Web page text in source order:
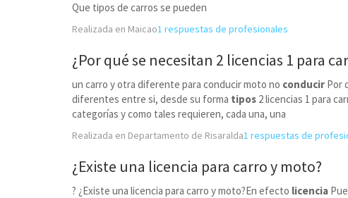
Que tipos de carros se pueden
Realizada en Maicao1 respuestas de profesionales
¿Por qué se necesitan 2 licencias 1 para
un carro y otra diferente para conducir moto no conducir Por
diferentes entre si, desde su forma tipos 2 licencias 1 para
categorías y como tales requieren, cada una, una
Realizada en Departamento de Risaralda1 respuestas de
¿Existe una licencia para carro y moto?
? ¿Existe una licencia para carro y moto?En efecto licencia